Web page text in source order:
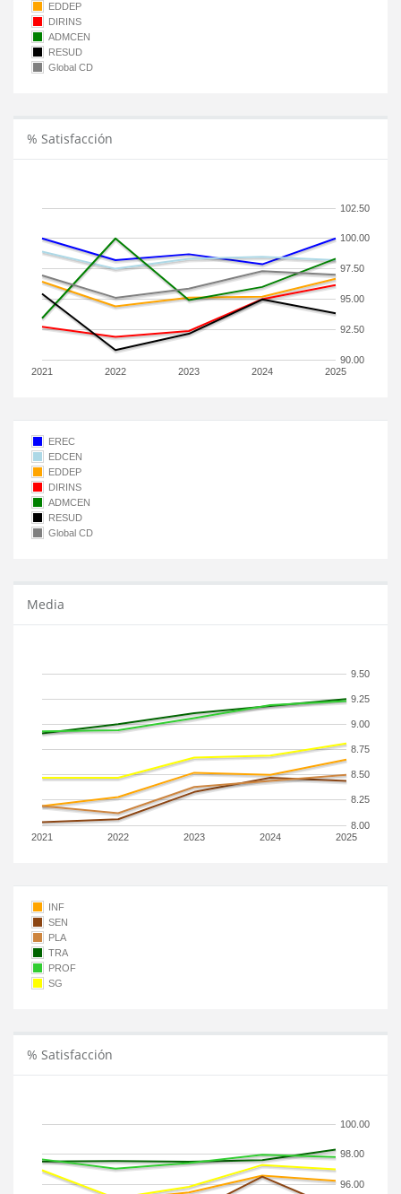
EDDEP
DIRINS
ADMCEN
RESUD
Global CD
% Satisfacción
2021 2022 2023 2024 2025
90.00
92.50
95.00
97.50
100.00
102.50
EREC
EDCEN
EDDEP
DIRINS
ADMCEN
RESUD
Global CD
Media
2021 2022 2023 2024 2025
8.00
8.25
8.50
8.75
9.00
9.25
9.50
INF
SEN
PLA
TRA
PROF
SG
% Satisfacción
96.00
98.00
100.00